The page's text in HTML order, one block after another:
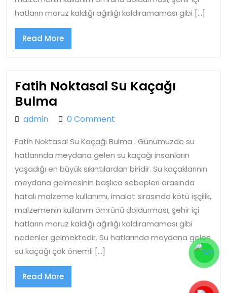
hatların maruz kaldığı ağırlığı kaldıramaması gibi […]
Read MoreRead
More
Fatih Noktasal Su Kaçağı
Bulma
Noktasal
Kaçağı
Bulma
adminadmin0 Comment
Fatih Noktasal Su Kaçağı Bulma : Günümüzde su
hatlarında meydana gelen su kaçağı insanların
yaşadığı en büyük sıkıntılardan biridir. Su kaçaklarının
meydana gelmesinin başlıca sebepleri arasında
hatalı malzeme kullanımı, imalat sırasında kötü işçilik,
malzemenin kullanım ömrünü doldurması, şehir içi
hatların maruz kaldığı ağırlığı kaldıramaması gibi
nedenler gelmektedir. Su hatlarında meydana gelen
su kaçağı çok önemli […]
Read MoreRead
More